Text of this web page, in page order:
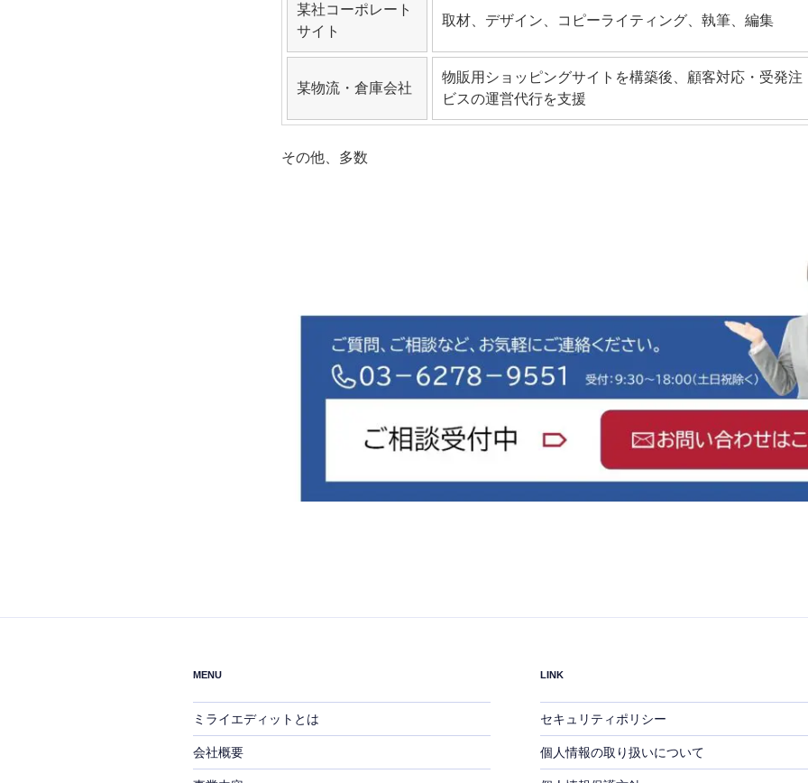
某社コーポレート
サイト
取材、デザイン、コピーライティング、執筆、編集
某物流・倉庫会社
物販用ショッピングサイトを構築後、顧客対応・受発注
ビスの運営代行を支援
その他、多数
MENU
ミライエディットとは
会社概要
LINK
セキュリティポリシー
個人情報の取り扱いについて